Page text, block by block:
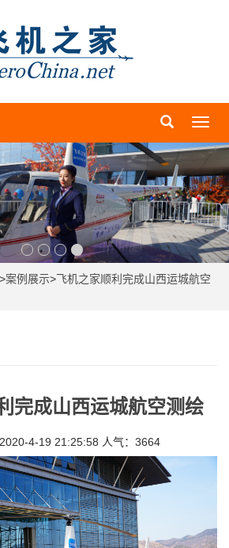
导
菜
单
>案例展示>飞机之家顺利完成山西运城航空
完成山西运城航空测绘
4-19 21:25:58 人气：3664